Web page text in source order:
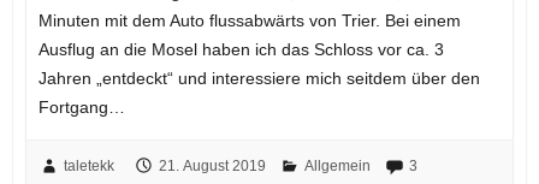
Minuten mit dem Auto flussabwärts von Trier. Bei einem
Ausflug an die Mosel haben ich das Schloss vor ca. 3
Jahren „entdeckt“ und interessiere mich seitdem über den
Fortgang…
taletekk 21. August 2019 Allgemein
3